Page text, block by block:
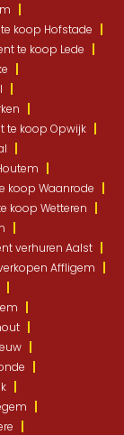
koop Hofstade
te koop Lede
te koop Opwijk
koop Waanrode
koop Wetteren
verhuren Aalst
Affligem